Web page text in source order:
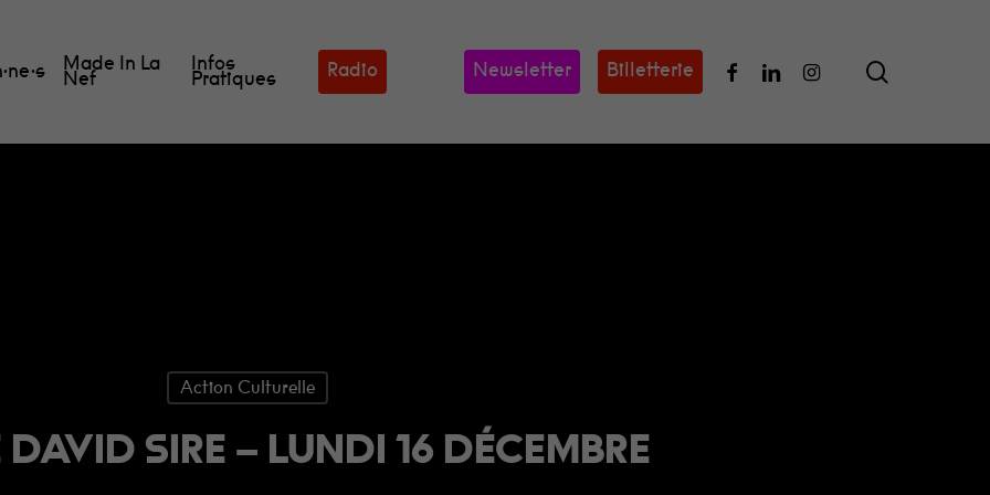
Made In La
Nef
Infos
Pratiques Radio Newsletter Billetterie FacebookLinkedinInstagram
Action Culturelle
SIRE – LUNDI 16 DÉCEMBRE